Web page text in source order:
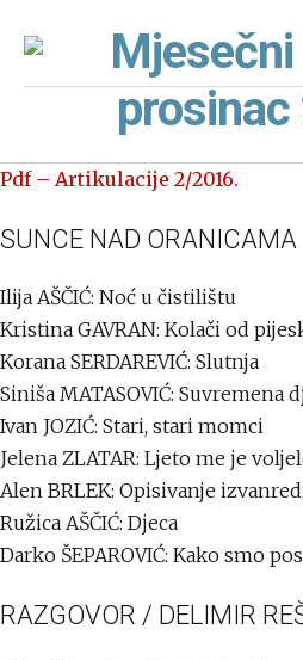
prosinac
Pdf – Artikulacije 2/2016.
SUNCE NAD ORANICAMA
Ilija AŠČIĆ: Noć u čistilištu
Kristina GAVRAN: Kolači od
Korana SERDAREVIĆ: Slutnja
Siniša MATASOVIĆ: Suvremena
Ivan JOZIĆ: Stari, stari momci
Jelena ZLATAR: Ljeto me je
Alen BRLEK: Opisivanje
Ružica AŠČIĆ: Djeca
Darko ŠEPAROVIĆ: Kako smo
RAZGOVOR / DELIMIR